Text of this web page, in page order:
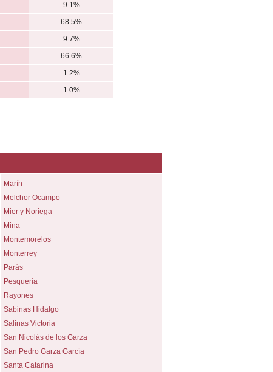
9.1%
68.5%
9.7%
66.6%
1.2%
1.0%
Marín
Melchor Ocampo
Mier y Noriega
Mina
Montemorelos
Monterrey
Parás
Pesquería
Rayones
Sabinas Hidalgo
Salinas Victoria
San Nicolás de los Garza
San Pedro Garza García
Santa Catarina